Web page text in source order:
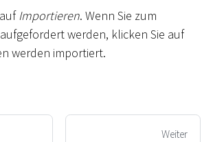
Importieren. Wenn Sie zum
werden, klicken Sie auf
werden importiert.
Weiter